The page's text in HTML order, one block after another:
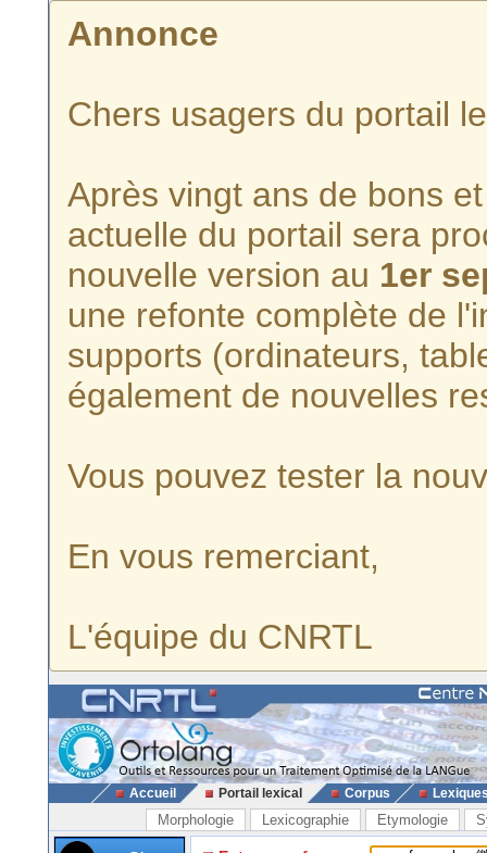
Annonce
Chers usagers du portail
Après vingt ans de bons
actuelle du portail sera
nouvelle version au 1er
une refonte complète de
supports (ordinateurs,
également de nouvelles
Vous pouvez tester la
En vous remerciant,
L'équipe du CNRTL
Accueil Portail lexical Corpus
Morphologie Lexicographie Etymologie